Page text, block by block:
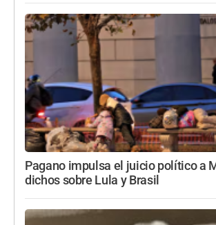
Pagano impulsa el juicio político a
dichos sobre Lula y Brasil